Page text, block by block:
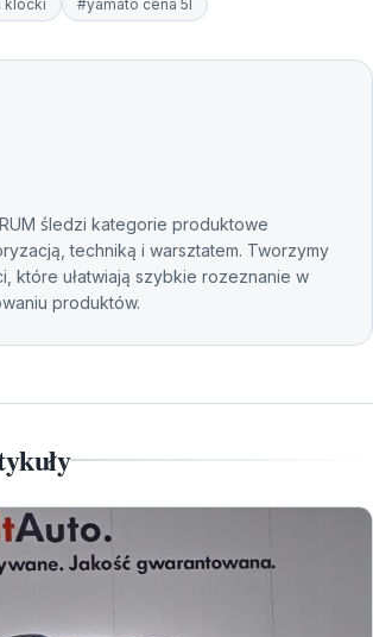
klocki
#yamato cena 5l
śledzi kategorie produktowe
techniką i warsztatem. Tworzymy
które ułatwiają szybkie rozeznanie w
produktów.